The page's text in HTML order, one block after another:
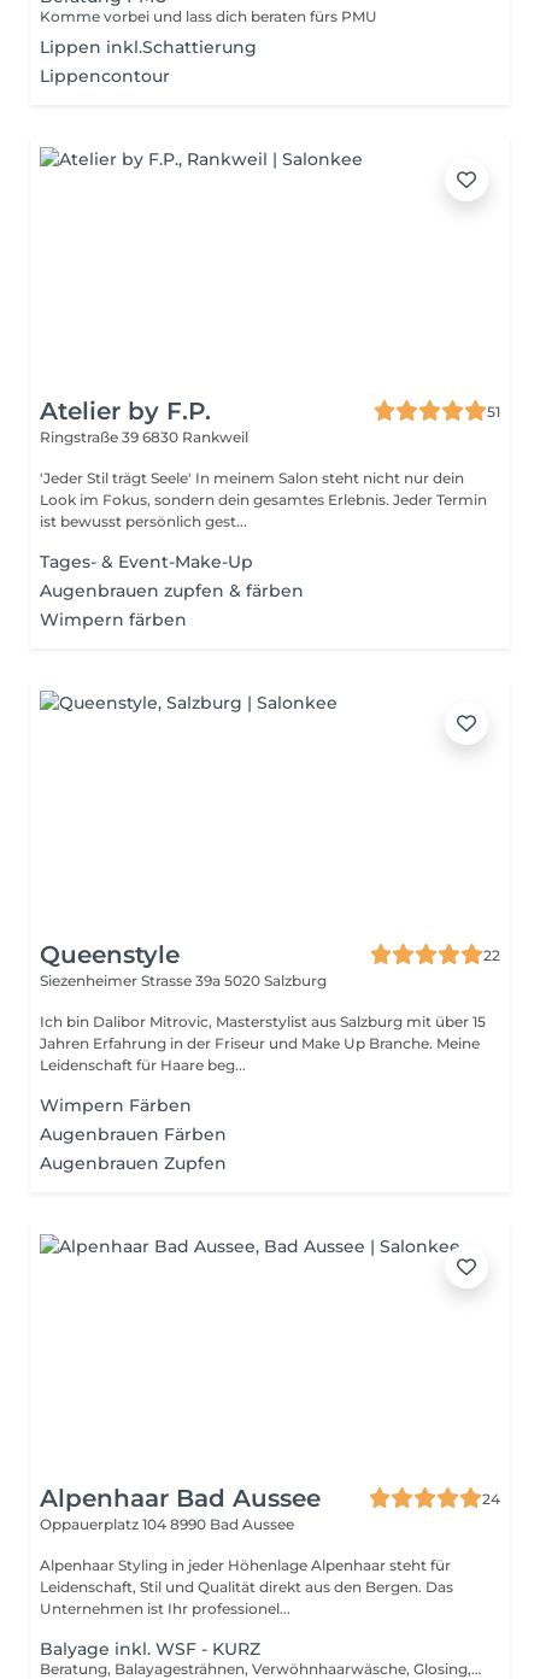
Komme vorbei und lass dich beraten fürs PMU
Lippen inkl.Schattierung
Lippencontour
Atelier by F.P.
51
Ringstraße 39 6830 Rankweil
'Jeder Stil trägt Seele' In meinem Salon steht nicht nur dein
Look im Fokus, sondern dein gesamtes Erlebnis. Jeder Termin
ist bewusst persönlich gest...
Tages- & Event-Make-Up
Augenbrauen zupfen & färben
Wimpern färben
Queenstyle
22
Siezenheimer Strasse 39a 5020 Salzburg
Ich bin Dalibor Mitrovic, Masterstylist aus Salzburg mit über 15
Jahren Erfahrung in der Friseur und Make Up Branche. Meine
Leidenschaft für Haare beg...
Wimpern Färben
Augenbrauen Färben
Augenbrauen Zupfen
Alpenhaar Bad Aussee
24
Oppauerplatz 104 8990 Bad Aussee
Alpenhaar Styling in jeder Höhenlage Alpenhaar steht für
Leidenschaft, Stil und Qualität direkt aus den Bergen. Das
Unternehmen ist Ihr professionel...
Balyage inkl. WSF - KURZ
Beratung, Balayagesträhnen, Verwöhnhaarwäsche, Glosing, Farbversiegelung, waschen inkl. Pflegebehandlung, schneiden, föhnen, Styling inkl. Stylingsprodukte, bis Kinn lange Haare, ab